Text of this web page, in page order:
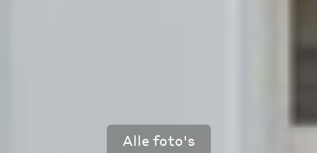
Alle foto's